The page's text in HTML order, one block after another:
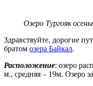
Озеро Тургояк
Здравствуйте, дорогие
братом озера Байкал.
Расположение: озеро
м., средняя – 19м. Озеро